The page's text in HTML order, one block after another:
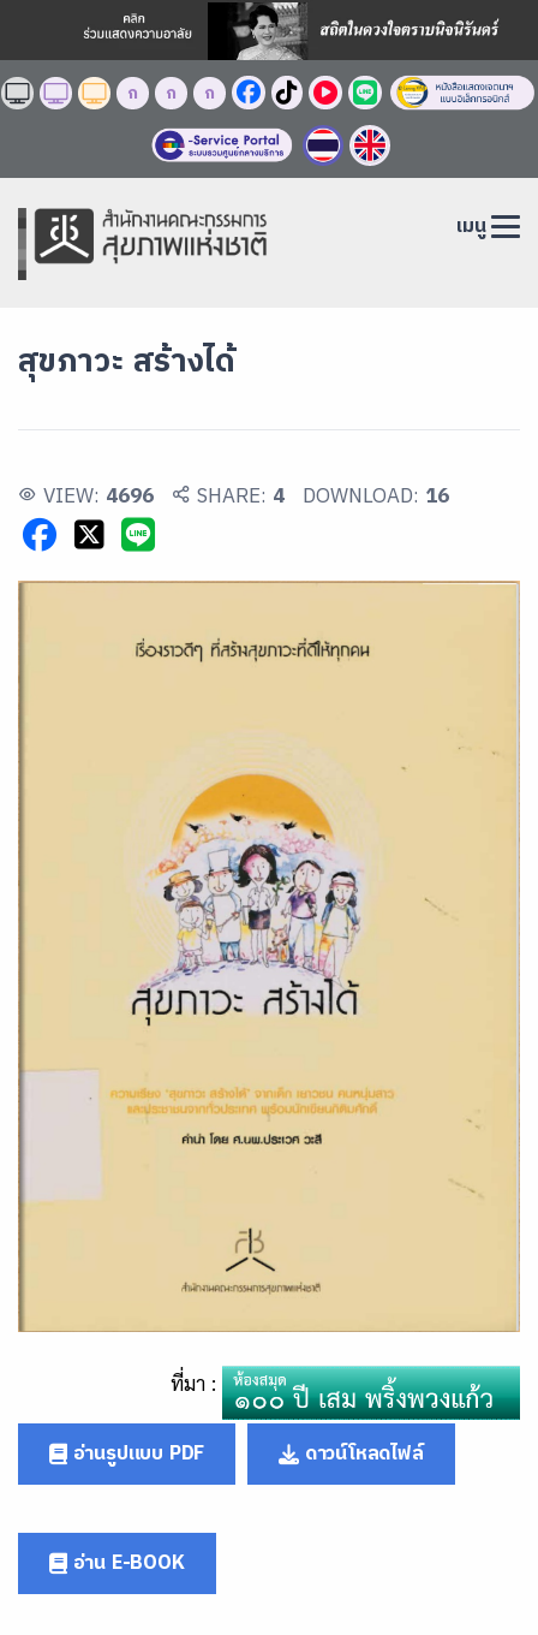
ก ก ก
เมนู
สุขภาวะ สร้างได้
VIEW: 4696 SHARE: 4 DOWNLOAD: 16
ที่มา :
อ่านรูปแบบ PDF ดาวน์โหลดไฟล์
อ่าน E-BOOK